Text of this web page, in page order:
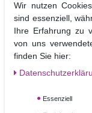
Ähnliche Artikel
Wir nutzen
sind essenziell,
Ihre Erfahrung zu
von uns
finden Sie hier:
Essenziell